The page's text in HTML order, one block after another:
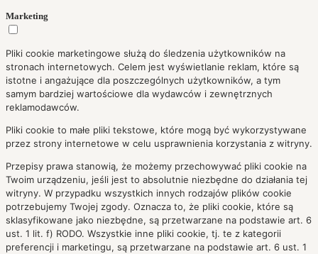
Marketing
Pliki cookie marketingowe służą do śledzenia użytkowników na
stronach internetowych. Celem jest wyświetlanie reklam, które są
istotne i angażujące dla poszczególnych użytkowników, a tym
samym bardziej wartościowe dla wydawców i zewnętrznych
reklamodawców.
Pliki cookie to małe pliki tekstowe, które mogą być wykorzystywane
przez strony internetowe w celu usprawnienia korzystania z witryny.
Przepisy prawa stanowią, że możemy przechowywać pliki cookie na
Twoim urządzeniu, jeśli jest to absolutnie niezbędne do działania tej
witryny. W przypadku wszystkich innych rodzajów plików cookie
potrzebujemy Twojej zgody. Oznacza to, że pliki cookie, które są
sklasyfikowane jako niezbędne, są przetwarzane na podstawie art. 6
ust. 1 lit. f) RODO. Wszystkie inne pliki cookie, tj. te z kategorii
preferencji i marketingu, są przetwarzane na podstawie art. 6 ust. 1